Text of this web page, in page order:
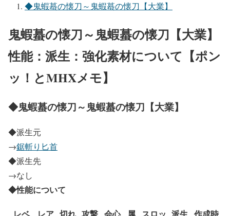
◆鬼蝦蟇の懐刀～鬼蝦蟇の懐刀【大業】
鬼蝦蟇の懐刀～鬼蝦蟇の懐刀【大業】
性能：派生：強化素材について【ポン
ッ！とMHXメモ】
◆鬼蝦蟇の懐刀～鬼蝦蟇の懐刀【大業】
◆派生元
→鋸斬り匕首
◆派生先
→なし
◆性能について
レベ
レア 切れ 攻撃 会心
属
スロッ 派生 作成時